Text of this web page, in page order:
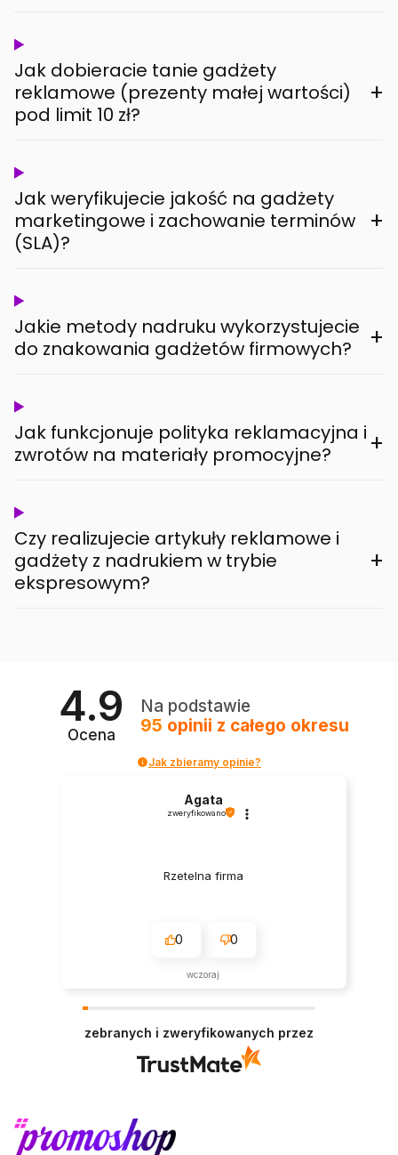
Jak dobieracie tanie gadżety
reklamowe (prezenty małej wartości)
pod limit 10 zł?
+
Jak weryfikujecie jakość na gadżety
marketingowe i zachowanie terminów
(SLA)?
+
Jakie metody nadruku wykorzystujecie
do znakowania gadżetów firmowych?
+
Jak funkcjonuje polityka reklamacyjna i
zwrotów na materiały promocyjne?
+
Czy realizujecie artykuły reklamowe i
gadżety z nadrukiem w trybie
ekspresowym?
+
4.9
Ocena
Na podstawie
95 opinii z całego okresu
Jak zbieramy opinie?
Agata
zweryfikowano
Rzetelna firma
0 0
wczoraj
zebranych i zweryfikowanych przez